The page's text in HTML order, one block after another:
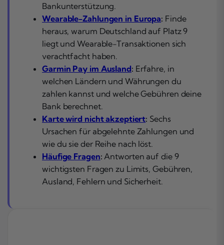
Bankunterstützung.
Wearable-Zahlungen in Europa: Finde
heraus, warum Deutschland auf Platz 9
liegt und Wearable-Transaktionen sich
verachtfacht haben.
Garmin Pay im Ausland: Erfahre, in
welchen Ländern und Währungen du
zahlen kannst und welche Gebühren deine
Bank berechnet.
Karte wird nicht akzeptiert: Sechs
Ursachen für abgelehnte Zahlungen und
wie du sie der Reihe nach löst.
Häufige Fragen: Antworten auf die 9
wichtigsten Fragen zu Limits, Gebühren,
Ausland, Fehlern und Sicherheit.